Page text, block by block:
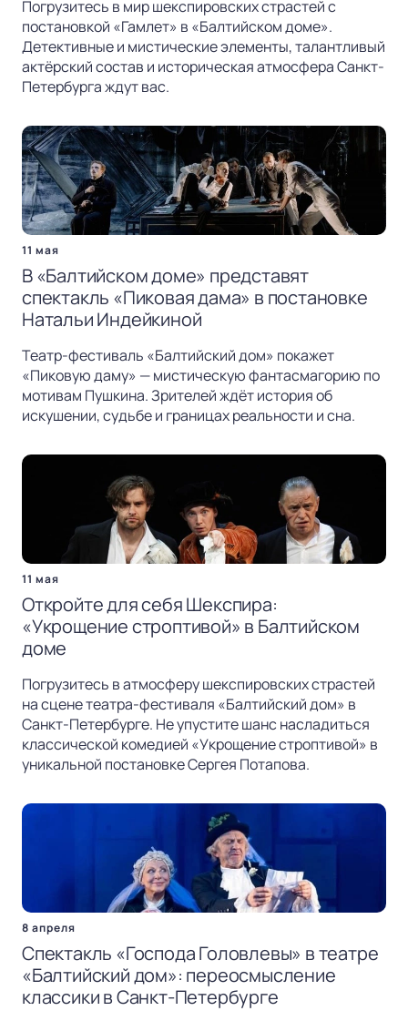
Погрузитесь в мир шекспировских страстей с
постановкой «Гамлет» в «Балтийском доме».
Детективные и мистические элементы, талантливый
актёрский состав и историческая атмосфера Санкт-
Петербурга ждут вас.
11 мая
В «Балтийском доме» представят
спектакль «Пиковая дама» в постановке
Натальи Индейкиной
Театр-фестиваль «Балтийский дом» покажет
«Пиковую даму» — мистическую фантасмагорию по
мотивам Пушкина. Зрителей ждёт история об
искушении, судьбе и границах реальности и сна.
11 мая
Откройте для себя Шекспира:
«Укрощение строптивой» в Балтийском
доме
Погрузитесь в атмосферу шекспировских страстей
на сцене театра-фестиваля «Балтийский дом» в
Санкт-Петербурге. Не упустите шанс насладиться
классической комедией «Укрощение строптивой» в
уникальной постановке Сергея Потапова.
8 апреля
Спектакль «Господа Головлевы» в театре
«Балтийский дом»: переосмысление
классики в Санкт-Петербурге